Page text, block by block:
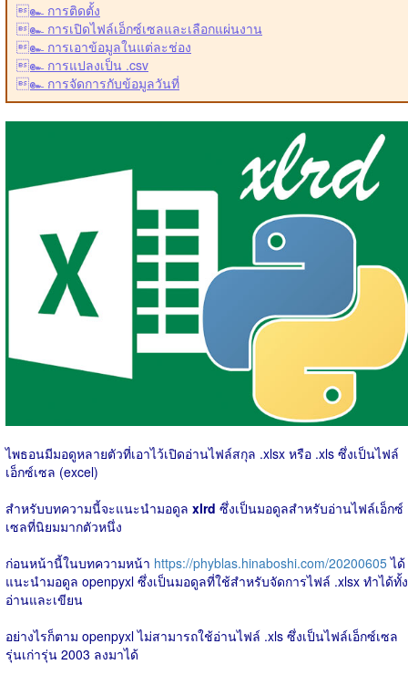
๛ การติดตั้ง
๛ การเปิดไฟล์เอ็กซ์เซลและเลือกแผ่นงาน
๛ การเอาข้อมูลในแต่ละช่อง
๛ การแปลงเป็น .csv
๛ การจัดการกับข้อมูลวันที่
ไพธอนมีมอดูหลายตัวที่เอาไว้เปิดอ่านไฟล์สกุล .xlsx หรือ .xls ซึ่งเป็นไฟล์
เอ็กซ์เซล (excel)
สำหรับบทความนี้จะแนะนำมอดูล xlrd ซึ่งเป็นมอดูลสำหรับอ่านไฟล์เอ็กซ์
เซลที่นิยมมากตัวหนึ่ง
ก่อนหน้านี้ในบทความหน้า https://phyblas.hinaboshi.com/20200605ได้
แนะนำมอดูล openpyxl ซึ่งเป็นมอดูลที่ใช้สำหรับจัดการไฟล์ .xlsx ทำได้ทั้ง
อ่านและเขียน
อย่างไรก็ตาม openpyxl ไม่สามารถใช้อ่านไฟล์ .xls ซึ่งเป็นไฟล์เอ็กซ์เซล
รุ่นเก่ารุ่น 2003 ลงมาได้